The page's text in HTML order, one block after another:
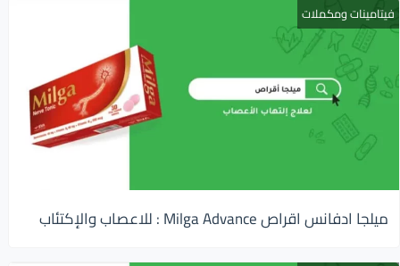
فيتامينات ومكملات
ميلجا ادفانس اقراص Milga Advance : للاعصاب والإكتئاب